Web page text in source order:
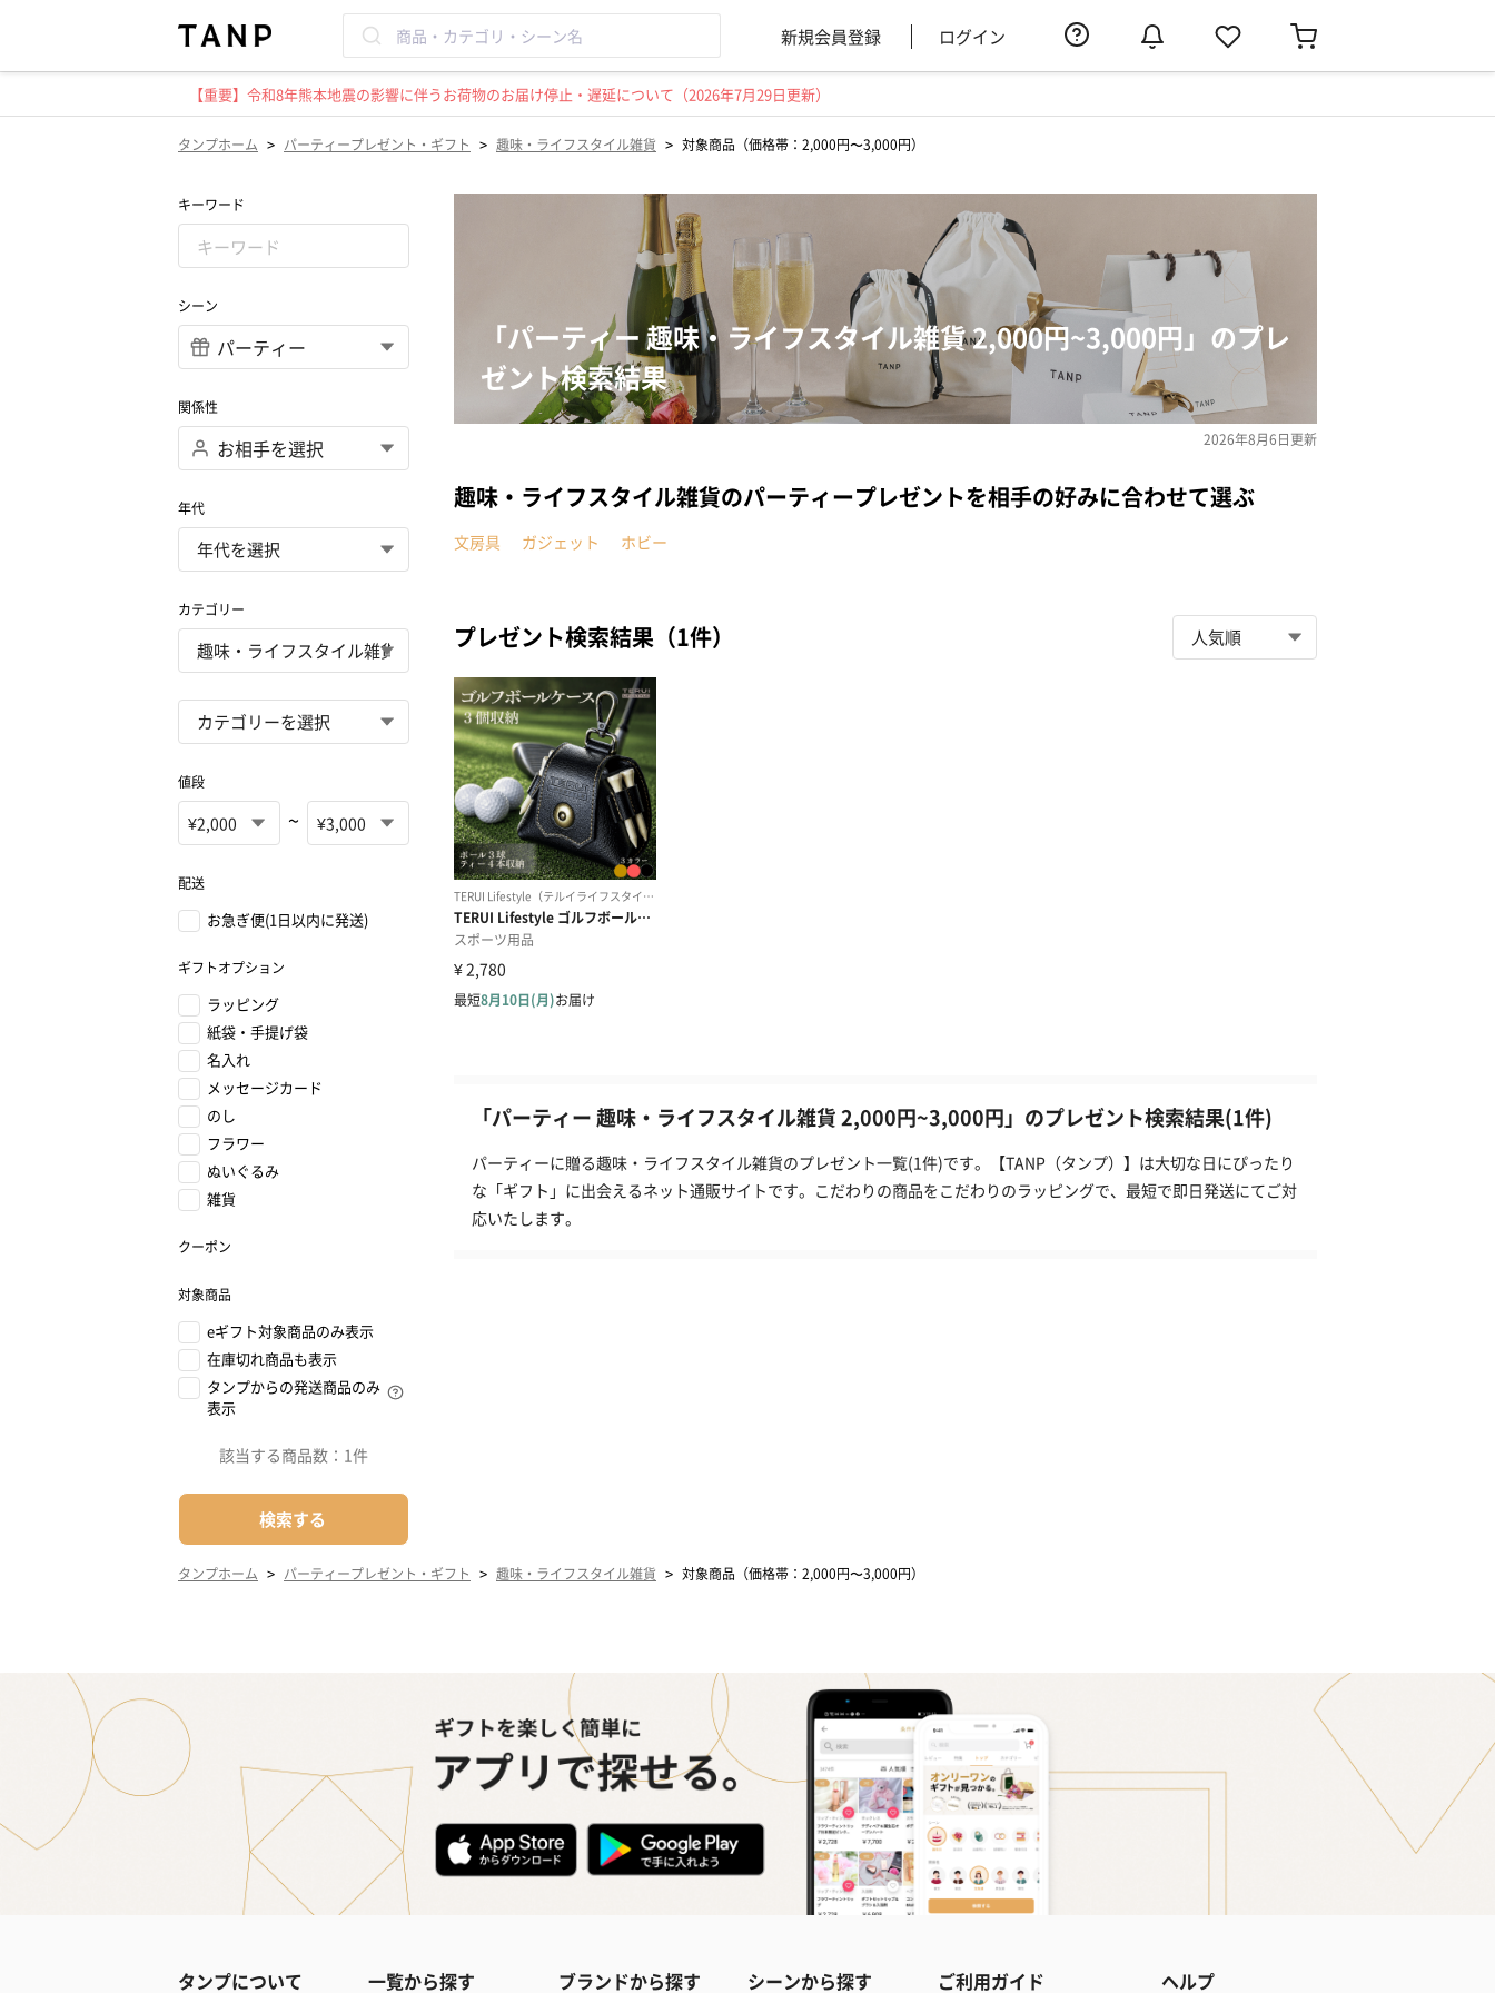
新規会員登録 ログイン
【重要】令和8年熊本地震の影響に伴うお荷物のお届け停止・遅延について（2026年7月29日更新）
タンプホーム > パーティープレゼント・ギフト > 趣味・ライフスタイル雑貨 > 対象商品（価格帯：2,000円〜3,000円）
キーワード
シーン
関係性
年代
カテゴリー
値段
~
配送
お急ぎ便(1日以内に発送)
ギフトオプション
ラッピング
紙袋・手提げ袋
名入れ
メッセージカード
のし
フラワー
ぬいぐるみ
雑貨
クーポン
対象商品
eギフト対象商品のみ表示
在庫切れ商品も表示
タンプからの発送商品のみ
表示
該当する商品数： 1件
検索する
「パーティー 趣味・ライフスタイル雑貨 2,000円~3,000円」のプレ
ゼント検索結果
2026年8月6日更新
趣味・ライフスタイル雑貨のパーティープレゼントを相手の好みに合わせて選ぶ
文房具 ガジェット ホビー
プレゼント検索結果（1件）
「パーティー 趣味・ライフスタイル雑貨 2,000円~3,000円」のプレゼント検索結果(1件)
パーティーに贈る趣味・ライフスタイル雑貨のプレゼント一覧(1件)です。【TANP（タンプ）】は大切な日にぴったり
な「ギフト」に出会えるネット通販サイトです。こだわりの商品をこだわりのラッピングで、最短で即日発送にてご対
応いたします。
タンプホーム > パーティープレゼント・ギフト > 趣味・ライフスタイル雑貨 > 対象商品（価格帯：2,000円〜3,000円）
タンプについて 一覧から探す ブランドから探す シーンから探す ご利用ガイド ヘルプ